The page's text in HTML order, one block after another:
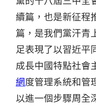
續篇，也是新征程
篇，是我們黨汗青
足表現了以習近平
成長中國特點社會
網度管理系統和管
以進一個步驟周全